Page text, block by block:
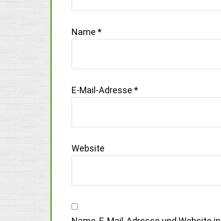
Name *
E-Mail-Adresse *
Website